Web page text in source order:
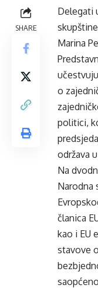
SHARE
Delegati
Marina
o
politici,
održava
Na
Narodna
članica
kao i EU
stavove